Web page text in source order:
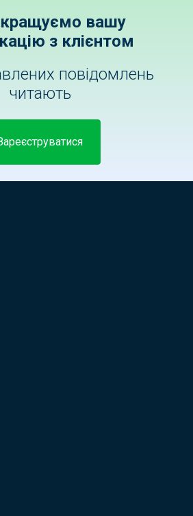
вашу
з клієнтом
повідомлень
читають